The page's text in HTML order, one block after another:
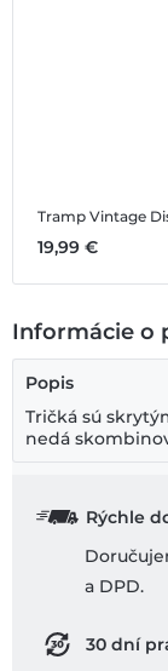
Tramp Vintage
19,99 €
Informácie o
Popis
Tričká sú
nedá
Rýchle
a DPD.
30 dní